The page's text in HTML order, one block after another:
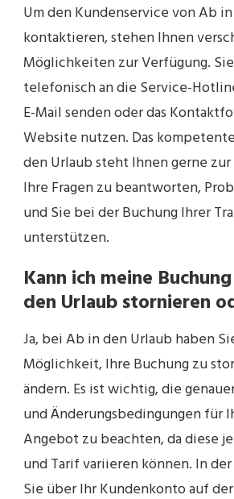
Um den Kundenservice von Ab
kontaktieren, stehen Ihnen
Möglichkeiten zur Verfügung.
telefonisch an die Service-
E-Mail senden oder das
Website nutzen. Das
den Urlaub steht Ihnen gerne
Ihre Fragen zu beantworten,
und Sie bei der Buchung Ihrer
unterstützen.
Kann ich meine
den Urlaub stornieren
Ja, bei Ab in den Urlaub haben
Möglichkeit, Ihre Buchung zu
ändern. Es ist wichtig, die
und Änderungsbedingungen für
Angebot zu beachten, da diese
und Tarif variieren können. In
Sie über Ihr Kundenkonto auf